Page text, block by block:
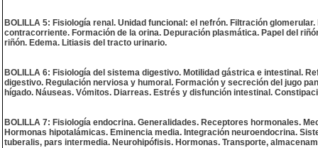
BOLILLA 5: Fisiología renal. Unidad funcional: el nefrón. Filtración
contracorriente. Formación de la orina. Depuración plasmática. Papel del
riñón. Edema. Litiasis del tracto urinario.
BOLILLA 6: Fisiología del sistema digestivo. Motilidad gástrica e intestinal.
digestivo. Regulación nerviosa y humoral. Formación y secreción del jugo
hígado. Náuseas. Vómitos. Diarreas. Estrés y disfunción intestinal.
BOLILLA 7: Fisiología endocrina. Generalidades. Receptores hormonales.
Hormonas hipotalámicas. Eminencia media. Integración neuroendocrina.
tuberalis, pars intermedia. Neurohipófisis. Hormonas. Transporte,